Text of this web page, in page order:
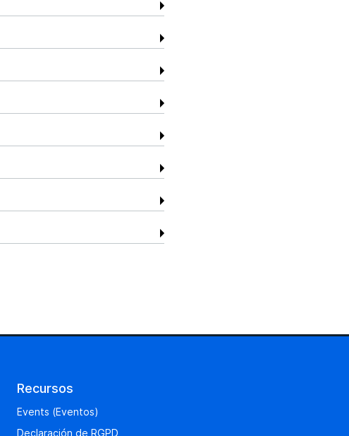
Recursos
Events (Eventos)
Declaración de RGPD